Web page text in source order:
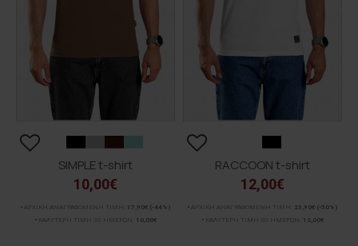
SIMPLE t-shirt
10,00€
ΑΡΧΙΚΗ ΑΝΑΓΡΑΦΟΜΕΝΗ ΤΙΜΗ: 17,90€ (-44%)
ΚΑΛΥΤΕΡΗ ΤΙΜΗ 30 ΗΜΕΡΩΝ:
10,00€
RACCOON t-shirt
12,00€
ΑΡΧΙΚΗ ΑΝΑΓΡΑΦΟΜΕΝΗ ΤΙΜΗ: 23,90€ (-50%)
ΚΑΛΥΤΕΡΗ ΤΙΜΗ 30 ΗΜΕΡΩΝ:
12,00€